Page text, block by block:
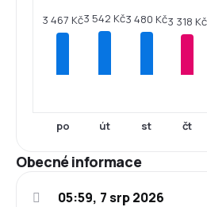
3 467 Kč
po
3 542 Kč
út
3 480 Kč
st
3 318 Kč
čt
Obecné informace
05:59, 7 srp 2026